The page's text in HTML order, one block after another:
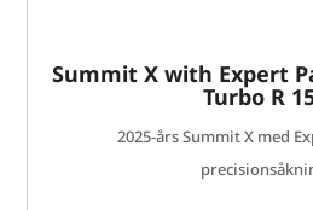
Summit X with Expert
Turbo R
2025-års Summit X med